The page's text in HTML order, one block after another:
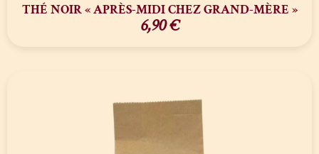
THÉ NOIR « APRÈS-MIDI CHEZ GRAND-MÈRE »
6,90€